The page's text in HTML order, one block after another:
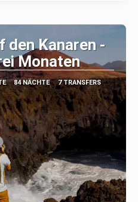
den Kanaren -
Monaten
84 NÄCHTE 7 TRANSFERS